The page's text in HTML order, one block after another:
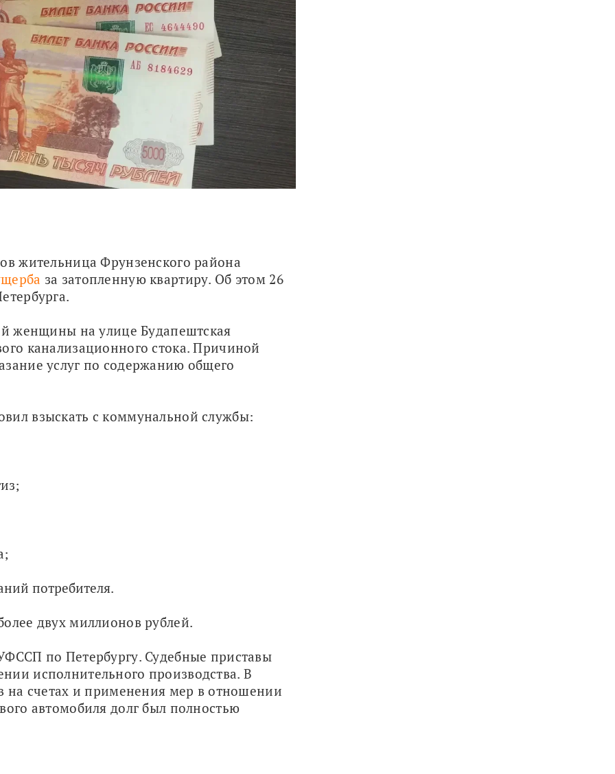
жительница Фрунзенского района
за затопленную квартиру. Об этом 26
женщины на улице Будапештская
канализационного стока. Причиной
услуг по содержанию общего
взыскать с коммунальной службы:
потребителя.
двух миллионов рублей.
по Петербургу. Судебные приставы
исполнительного производства. В
на счетах и применения мер в отношении
автомобиля долг был полностью